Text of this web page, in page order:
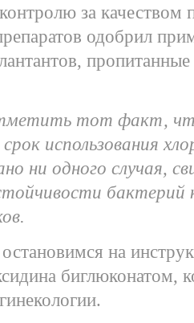
за
одобрил
тот факт,
использования
ни одного случая,
бактерий
на
биглюконатом,